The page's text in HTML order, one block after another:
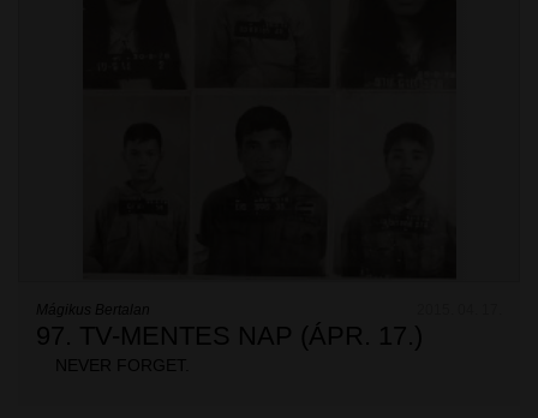
Mágikus Bertalan
97. TV-MENTES NAP (ÁPR. 17.)
NEVER FORGET.